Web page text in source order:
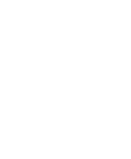
מבחינת
מוטורס בתחום
אף נמוכים